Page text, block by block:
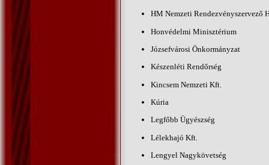
HM Nemzeti Rendezvényszervező
Honvédelmi Minisztérium
Józsefvárosi Önkormányzat
Készenléti Rendőrség
Kincsem Nemzeti Kft.
Kúria
Legfőbb Ügyészség
Lélekhajó Kft.
Lengyel Nagykövetség